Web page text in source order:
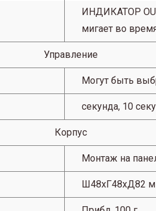
ИНДИКАТОР
мигает во
Управление
Могут быть
секунда, 10
Корпус
Монтаж на
Ш48хГ48хД82